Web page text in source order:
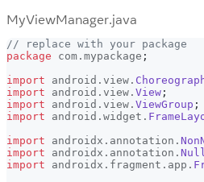
MyViewManager.java
// replace with your package
package
com . mypackage ;
import
android . view .
import
android . view . View ;
import
android . view . ViewGroup ;
import
android . widget .
import
androidx . annotation .
import
androidx . annotation .
import
androidx . fragment . app .